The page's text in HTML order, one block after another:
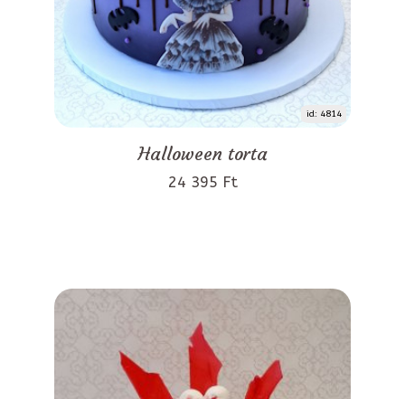
id: 4814
Halloween torta
24 395 Ft